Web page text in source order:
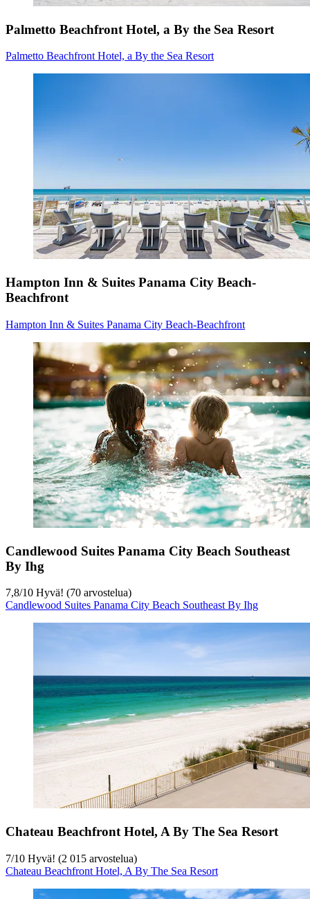
Palmetto Beachfront Hotel, a By the Sea Resort
Palmetto Beachfront Hotel, a By the Sea Resort
Hampton Inn & Suites Panama City Beach-
Beachfront
Hampton Inn & Suites Panama City Beach-Beachfront
Candlewood Suites Panama City Beach Southeast
By Ihg
7,8/10 Hyvä! (70 arvostelua)
Candlewood Suites Panama City Beach Southeast By Ihg
Chateau Beachfront Hotel, A By The Sea Resort
7/10 Hyvä! (2 015 arvostelua)
Chateau Beachfront Hotel, A By The Sea Resort